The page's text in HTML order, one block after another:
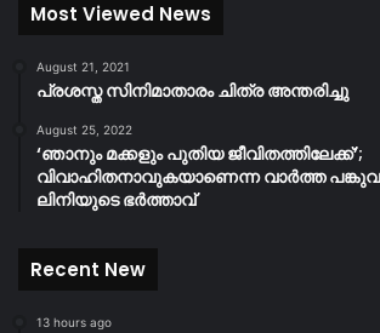
Most Viewed News
August 21, 2021
പ്രശസ്ത സിനിമാതാരം ചിത്ര അന്തരിച്ചു
August 25, 2022
‘ഞാനും മക്കളും പുതിയ ജീവിതത്തിലേക്ക്’;
വിവാഹിതനാവുകയാണെന്ന വാർത്ത
ലിനിയുടെ ഭർത്താവ്
Recent New
13 hours ago